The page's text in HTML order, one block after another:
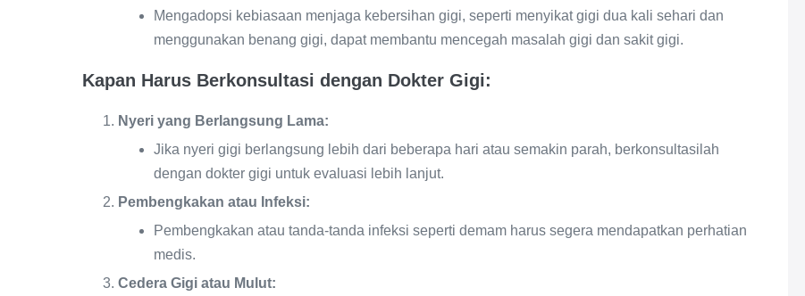
Mengadopsi kebiasaan menjaga kebersihan gigi, seperti menyikat gigi dua kali sehari dan
menggunakan benang gigi, dapat membantu mencegah masalah gigi dan sakit gigi.
Kapan Harus Berkonsultasi dengan Dokter Gigi:
Nyeri yang Berlangsung Lama:
Jika nyeri gigi berlangsung lebih dari beberapa hari atau semakin parah, berkonsultasilah
dengan dokter gigi untuk evaluasi lebih lanjut.
Pembengkakan atau Infeksi:
Pembengkakan atau tanda-tanda infeksi seperti demam harus segera mendapatkan perhatian
medis.
Cedera Gigi atau Mulut: